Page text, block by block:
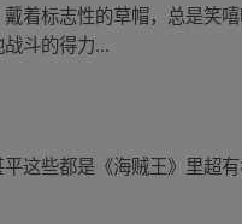
着标志性的草帽，总是笑
斗的得力...
这些都是《海贼王》里超